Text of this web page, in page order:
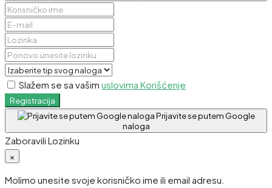
Slažem se sa vašim uslovima Korišćenje
Registracija
Prijavite se putem Google
naloga
Zaboravili Lozinku
×
Molimo unesite svoje korisničko ime ili email adresu.